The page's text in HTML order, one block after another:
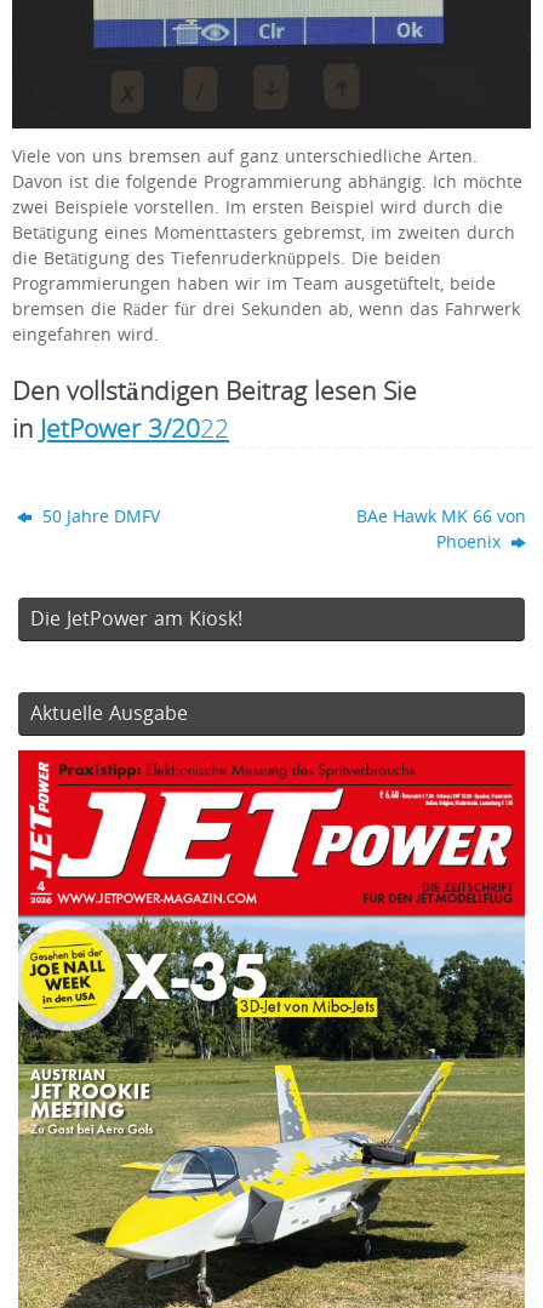
Viele von uns bremsen auf ganz unterschiedliche Arten.
Davon ist die folgende Programmierung abhängig. Ich möchte
zwei Beispiele vorstellen. Im ersten Beispiel wird durch die
Betätigung eines Momenttasters gebremst, im zweiten durch
die Betätigung des Tiefenruderknüppels. Die beiden
Programmierungen haben wir im Team ausgetüftelt, beide
bremsen die Räder für drei Sekunden ab, wenn das Fahrwerk
eingefahren wird.
Den vollständigen Beitrag lesen Sie
in JetPower 3/2022
50 Jahre DMFV
BAe Hawk MK 66 von
Phoenix
Die JetPower am Kiosk!
Aktuelle Ausgabe